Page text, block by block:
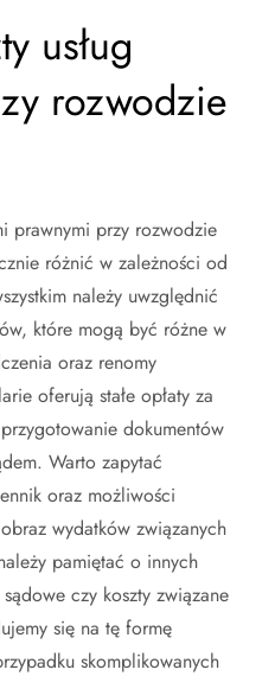
usług
rozwodzie
prawnymi przy rozwodzie
różnić w zależności od
należy uwzględnić
które mogą być różne w
oraz renomy
oferują stałe opłaty za
dokumentów
Warto zapytać
oraz możliwości
wydatków związanych
pamiętać o innych
czy koszty związane
się na tę formę
skomplikowanych